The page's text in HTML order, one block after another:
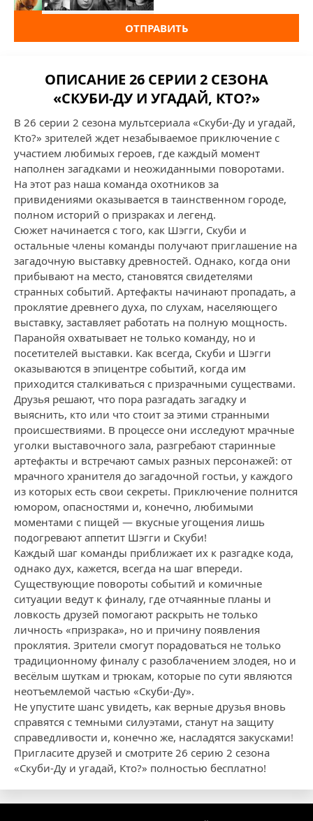
ОТПРАВИТЬ
ОПИСАНИЕ 26 СЕРИИ 2 СЕЗОНА
«СКУБИ-ДУ И УГАДАЙ, КТО?»
В 26 серии 2 сезона мультсериала «Скуби-Ду и угадай,
Кто?» зрителей ждет незабываемое приключение с
участием любимых героев, где каждый момент
наполнен загадками и неожиданными поворотами.
На этот раз наша команда охотников за
привидениями оказывается в таинственном городе,
полном историй о призраках и легенд.
Сюжет начинается с того, как Шэгги, Скуби и
остальные члены команды получают приглашение на
загадочную выставку древностей. Однако, когда они
прибывают на место, становятся свидетелями
странных событий. Артефакты начинают пропадать, а
проклятие древнего духа, по слухам, населяющего
выставку, заставляет работать на полную мощность.
Паранойя охватывает не только команду, но и
посетителей выставки. Как всегда, Скуби и Шэгги
оказываются в эпицентре событий, когда им
приходится сталкиваться с призрачными существами.
Друзья решают, что пора разгадать загадку и
выяснить, кто или что стоит за этими странными
происшествиями. В процессе они исследуют мрачные
уголки выставочного зала, разгребают старинные
артефакты и встречают самых разных персонажей: от
мрачного хранителя до загадочной гостьи, у каждого
из которых есть свои секреты. Приключение полнится
юмором, опасностями и, конечно, любимыми
моментами с пищей — вкусные угощения лишь
подогревают аппетит Шэгги и Скуби!
Каждый шаг команды приближает их к разгадке кода,
однако дух, кажется, всегда на шаг впереди.
Существующие повороты событий и комичные
ситуации ведут к финалу, где отчаянные планы и
ловкость друзей помогают раскрыть не только
личность «призрака», но и причину появления
проклятия. Зрители смогут порадоваться не только
традиционному финалу с разоблачением злодея, но и
весёлым шуткам и трюкам, которые по сути являются
неотъемлемой частью «Скуби-Ду».
Не упустите шанс увидеть, как верные друзья вновь
справятся с темными силуэтами, станут на защиту
справедливости и, конечно же, насладятся закусками!
Пригласите друзей и смотрите 26 серию 2 сезона
«Скуби-Ду и угадай, Кто?» полностью бесплатно!